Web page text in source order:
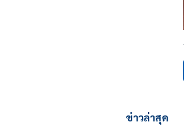
ข่าวล่าสุด